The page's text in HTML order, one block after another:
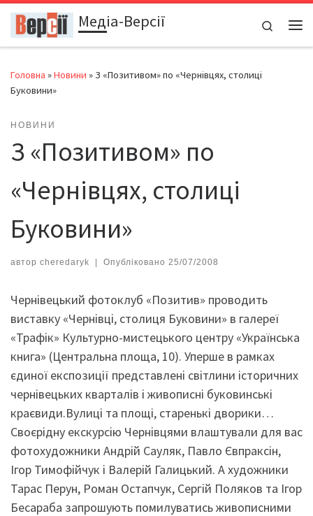
Перейти до вмістуМедіа-Версії
Search
Головна »Новини » З «Позитивом» по «Чернівцях, столиці
Буковини»
НОВИНИ
З «Позитивом» по
«Чернівцях, столиці
Буковини»
автор cheredaryk | Опубліковано 25/07/2008
Чернівецький фотоклуб «Позитив» проводить
виставку «Чернівці, столиця Буковини» в галереї
«Трафік» Культурно-мистецького центру «Українська
книга» (Центральна площа, 10). Уперше в рамках
єдиної експозиції представлені світлини історичних
чернівецьких кварталів і живописні буковинські
краєвиди.Вулиці та площі, старенькі дворики…
Своєрідну екскурсію Чернівцями влаштували для вас
фотохудожники Андрій Сауляк, Павло Євпраксін,
Ігор Ти­мофійчук і Валерій Галицький. А художники
Тарас Перун, Роман Остапчук, Сергій Поляков та Ігор
Бесараба запрошують помилуватись живописними